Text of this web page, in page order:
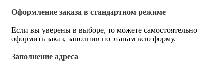
Оформление заказа в стандартном режиме
Если вы уверены в выборе, то можете самостоятельно
оформить заказ, заполнив по этапам всю форму.
Заполнение адреса